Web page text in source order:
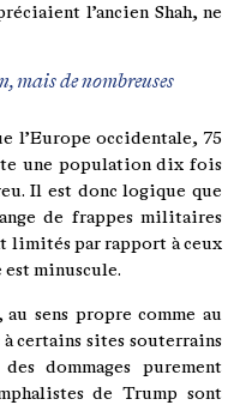
l’ancien Shah, ne
mais de nombreuses
l’Europe occidentale, 75
une population dix fois
Il est donc logique que
de frappes militaires
limités par rapport à ceux
minuscule.
sens propre comme au
à certains sites souterrains
dommages purement
de Trump sont